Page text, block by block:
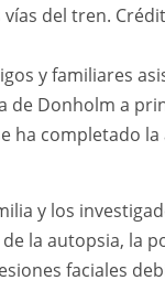
del tren.
y familiares
de Donholm a
ha completado
y los
la autopsia, la
faciales